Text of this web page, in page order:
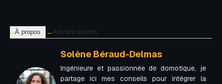
À propos Articles récents
Solène Béraud-Delmas
Ingénieure et passionnée de domotique, je
partage ici mes conseils pour intégrer la